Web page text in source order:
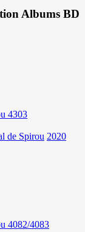
Albums BD
4303
de Spirou 2020
4082/4083